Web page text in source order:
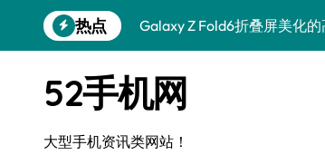
到
热点
Galaxy Z Fold6折叠屏美化
Galaxy S25+潮酷登场，定制
Galaxy C55 5G登场，个性定
52手机网
大型手机资讯类网站！